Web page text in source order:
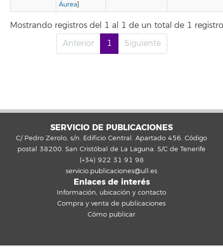
Áurea]
Mostrando registros del 1 al 1 de un total de 1
Anterior
1 Siguiente
SERVICIO DE PUBLICACIONES
C/ Pedro Zerolo, s/n. Edificio Central. Apartado 456. Código
postal 38200. San Cristóbal de La Laguna. S/C de Tenerife
(+34) 922 31 91 98
servicio.publicaciones@ull.es
Enlaces de interés
Información, ubicación y contacto
Compra y venta de publicaciones
Cómo publicar